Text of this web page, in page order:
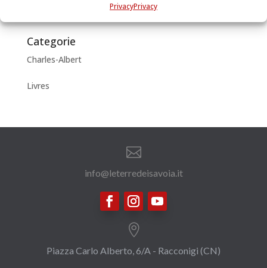
PrivacyPrivacy
Categorie
Charles-Albert
Livres

info@leterredeisavoia.it

Piazza Carlo Alberto, 6/A - Racconigi (CN)